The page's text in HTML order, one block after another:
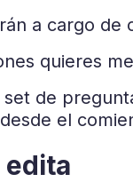
a cargo
quieres
de
el
edita